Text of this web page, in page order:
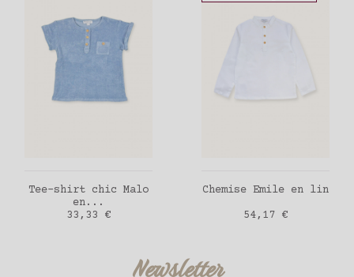
AJOUTER AU PANIER
Tee-shirt chic Malo
en...
Prix
33,33 €
AJOUTER AU PANIER
Chemise Emile en lin
Prix
54,17 €